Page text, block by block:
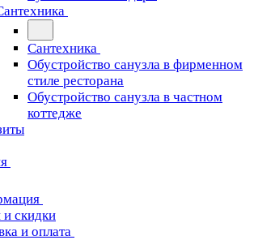
Сантехника
Обустройство санузла в фирменном
стиле ресторана
Обустройство санузла в частном
коттедже
скидки
и оплата